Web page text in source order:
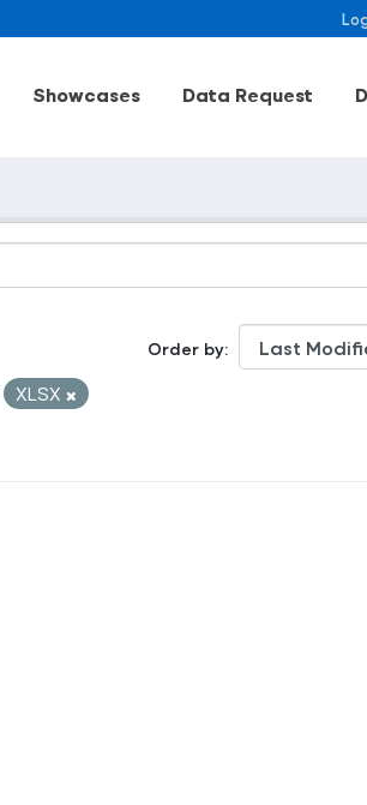
Showcases Data Request
Order by
XLSX